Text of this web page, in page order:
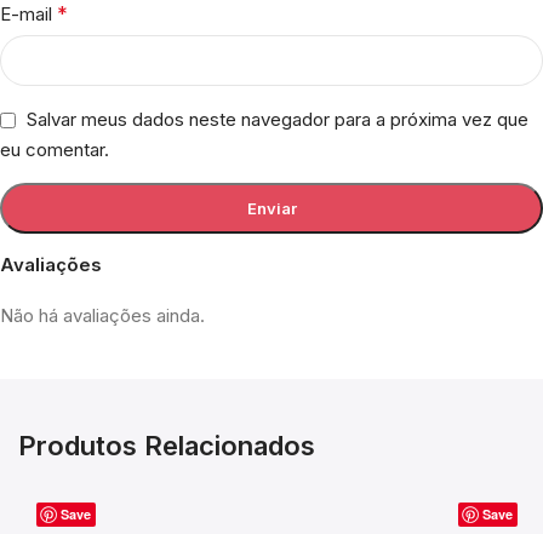
Avaliações
Não há avaliações ainda.
E-mail *
Salvar meus dados neste navegador para a próxima vez que
eu comentar.
Produtos Relacionados
Save Save